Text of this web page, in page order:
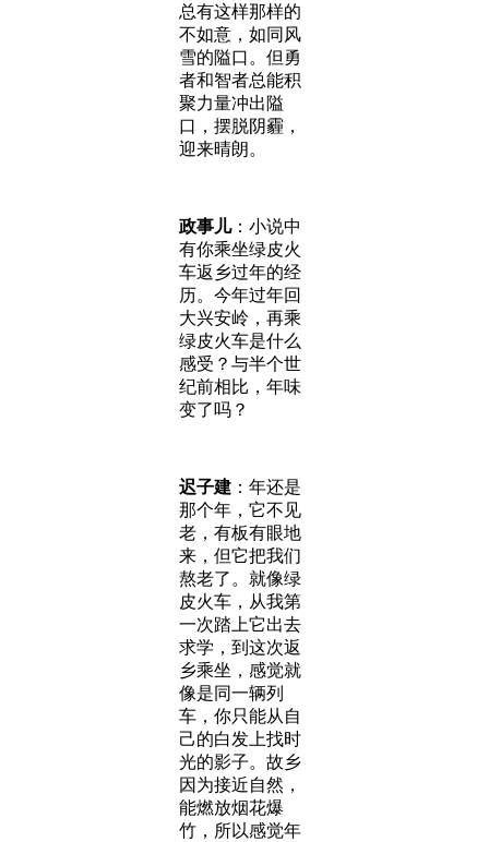
总有这样那样的
不如意，如同风
雪的隘口。但勇
者和智者总能积
聚力量冲出隘
口，摆脱阴霾，
迎来晴朗。
政事儿：小说中
有你乘坐绿皮火
车返乡过年的经
历。今年过年回
大兴安岭，再乘
绿皮火车是什么
感受？与半个世
纪前相比，年味
变了吗？
迟子建 ：年还是
那个年，它不见
老，有板有眼地
来，但它把我们
熬老了。就像绿
皮火车，从我第
一次踏上它出去
求学，到这次返
乡乘坐，感觉就
像是同一辆列
车，你只能从自
己的白发上找时
光的影子。故乡
因为接近自然，
能燃放烟花爆
竹，所以感觉年